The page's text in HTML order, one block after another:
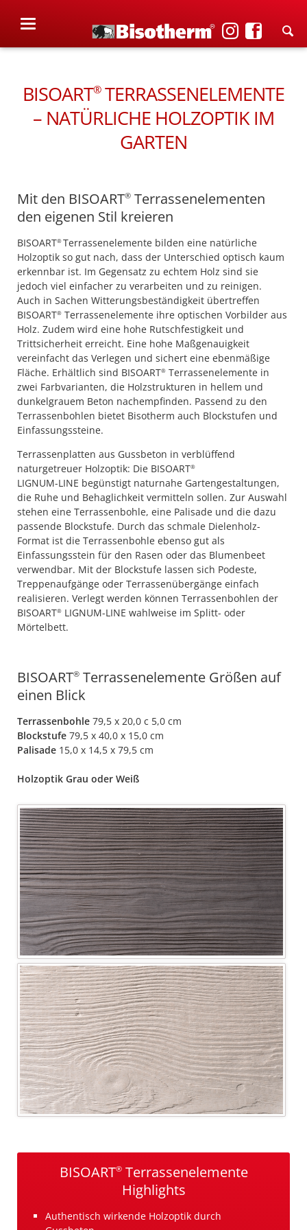
BISOART®TERRASSENELEMENTE
– NATÜRLICHE HOLZOPTIK IM
GARTEN
Mit den BISOART®Terrassenelementen
den eigenen Stil kreieren
BISOART® Terrassenelemente bilden eine natürliche
Holzoptik so gut nach, dass der Unterschied optisch kaum
erkennbar ist. Im Gegensatz zu echtem Holz sind sie
jedoch viel einfacher zu verarbeiten und zu reinigen.
Auch in Sachen Witterungsbeständigkeit übertreffen
BISOART®Terrassenelemente ihre optischen Vorbilder aus
Holz. Zudem wird eine hohe Rutschfestigkeit und
Trittsicherheit erreicht. Eine hohe Maßgenauigkeit
vereinfacht das Verlegen und sichert eine ebenmäßige
Fläche. Erhältlich sind BISOART®Terrassenelemente in
zwei Farbvarianten, die Holzstrukturen in hellem und
dunkelgrauem Beton nachempfinden. Passend zu den
Terrassenbohlen bietet Bisotherm auch Blockstufen und
Einfassungssteine.
Terrassenplatten aus Gussbeton in verblüffend
naturgetreuer Holzoptik: Die BISOART®
LIGNUM-LINE begünstigt naturnahe Gartengestaltungen,
die Ruhe und Behaglichkeit vermitteln sollen. Zur Auswahl
stehen eine Terrassenbohle, eine Palisade und die dazu
passende Blockstufe. Durch das schmale Dielenholz-
Format ist die Terrassenbohle ebenso gut als
Einfassungsstein für den Rasen oder das Blumenbeet
verwendbar. Mit der Blockstufe lassen sich Podeste,
Treppenaufgänge oder Terrassenübergänge einfach
realisieren. Verlegt werden können Terrassenbohlen der
BISOART®LIGNUM-LINE wahlweise im Splitt- oder
Mörtelbett.
BISOART®Terrassenelemente Größen auf
einen Blick
Terrassenbohle79,5 x 20,0 c 5,0 cm
Blockstufe79,5 x 40,0 x 15,0 cm
Palisade15,0 x 14,5 x 79,5 cm
Holzoptik Grau oder Weiß
BISOART®Terrassenelemente
Highlights
Authentisch wirkende Holzoptik durch